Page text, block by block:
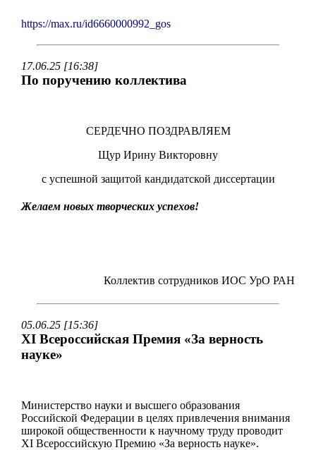
https://max.ru/id6660000992_gos
17.06.25 [16:38]
По поручению коллектива
СЕРДЕЧНО ПОЗДРАВЛЯЕМ
Щур Ирину Викторовну
с успешной защитой кандидатской диссертации
Желаем новых творческих успехов!
Коллектив сотрудников ИОС УрО РАН
05.06.25 [15:36]
XI Всероссийская Премия «За верность
науке»
Министерство науки и высшего образования
Российской Федерации в целях привлечения внимания
широкой общественности к научному труду проводит
XI Всероссийскую Премию «За верность науке».